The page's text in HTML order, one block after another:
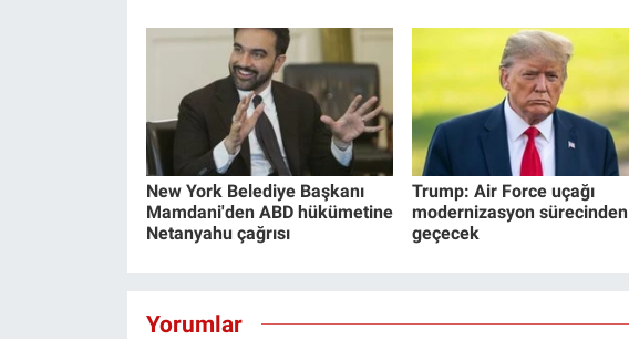
New York Belediye Başkanı
Mamdani'den ABD hükümetine
Netanyahu çağrısı
Trump: Air Force uçağı
modernizasyon sürecinden
geçecek
Yorumlar